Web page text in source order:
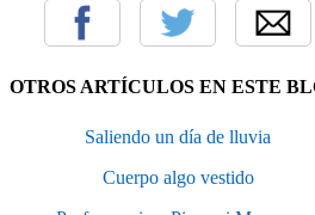
OTROS ARTÍCULOS EN ESTE
Saliendo un día de lluvia
Cuerpo algo vestido